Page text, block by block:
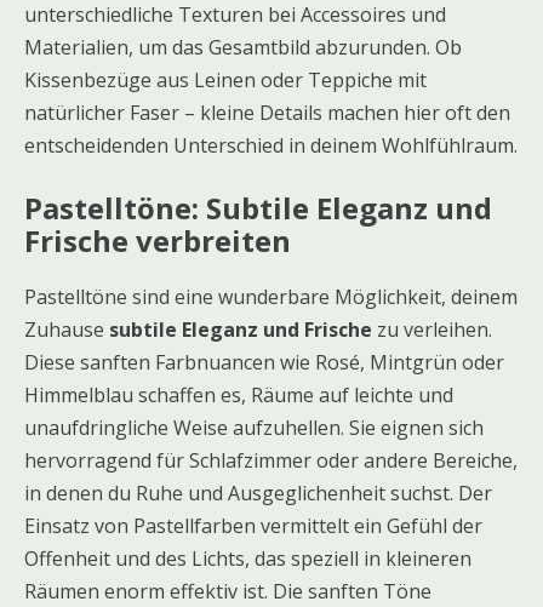
unterschiedliche Texturen bei Accessoires und
Materialien, um das Gesamtbild abzurunden. Ob
Kissenbezüge aus Leinen oder Teppiche mit
natürlicher Faser – kleine Details machen hier oft den
entscheidenden Unterschied in deinem Wohlfühlraum.
Pastelltöne: Subtile Eleganz und
Frische verbreiten
Pastelltöne sind eine wunderbare Möglichkeit, deinem
Zuhause subtile Eleganz und Frische zu verleihen.
Diese sanften Farbnuancen wie Rosé, Mintgrün oder
Himmelblau schaffen es, Räume auf leichte und
unaufdringliche Weise aufzuhellen. Sie eignen sich
hervorragend für Schlafzimmer oder andere Bereiche,
in denen du Ruhe und Ausgeglichenheit suchst. Der
Einsatz von Pastellfarben vermittelt ein Gefühl der
Offenheit und des Lichts, das speziell in kleineren
Räumen enorm effektiv ist. Die sanften Töne